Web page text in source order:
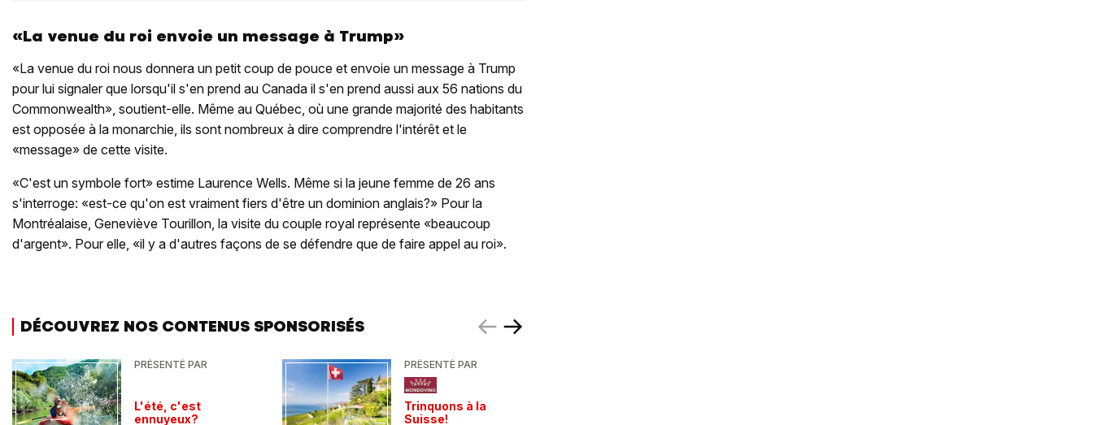
«La venue du roi envoie un message à Trump»
«La venue du roi nous donnera un petit coup de pouce et envoie un message à Trump
pour lui signaler que lorsqu'il s'en prend au Canada il s'en prend aussi aux 56 nations du
Commonwealth», soutient-elle. Même au Québec, où une grande majorité des habitants
est opposée à la monarchie, ils sont nombreux à dire comprendre l'intérêt et le
«message» de cette visite.
«C'est un symbole fort» estime Laurence Wells. Même si la jeune femme de 26 ans
s'interroge: «est-ce qu'on est vraiment fiers d'être un dominion anglais?» Pour la
Montréalaise, Geneviève Tourillon, la visite du couple royal représente «beaucoup
d'argent». Pour elle, «il y a d'autres façons de se défendre que de faire appel au roi».
DÉCOUVREZ NOS CONTENUS SPONSORISÉS
PRÉSENTÉ PAR
L'été, c'est
ennuyeux?
PRÉSENTÉ PAR
Trinquons à la
Suisse!